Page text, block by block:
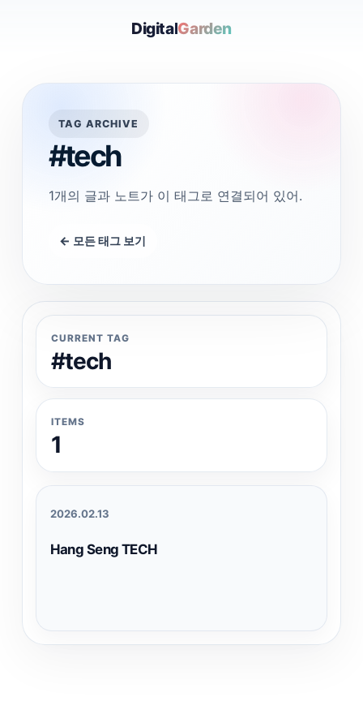
DigitalGarden
TAG ARCHIVE
#tech
1개의 글과 노트가 이 태그로 연결되어 있어.
← 모든 태그 보기
CURRENT TAG
#tech
ITEMS
1
2026.02.13
Hang Seng TECH